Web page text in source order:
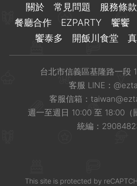
關於 常見問題 服務條款
餐廳合作
EZPARTY 饗饗
饗泰多
開飯川食堂
台北市信義區基隆路一段
客服 LINE：
客服信箱：
週一至週日 10:00 至 18:00（
統編：
This site is protected by